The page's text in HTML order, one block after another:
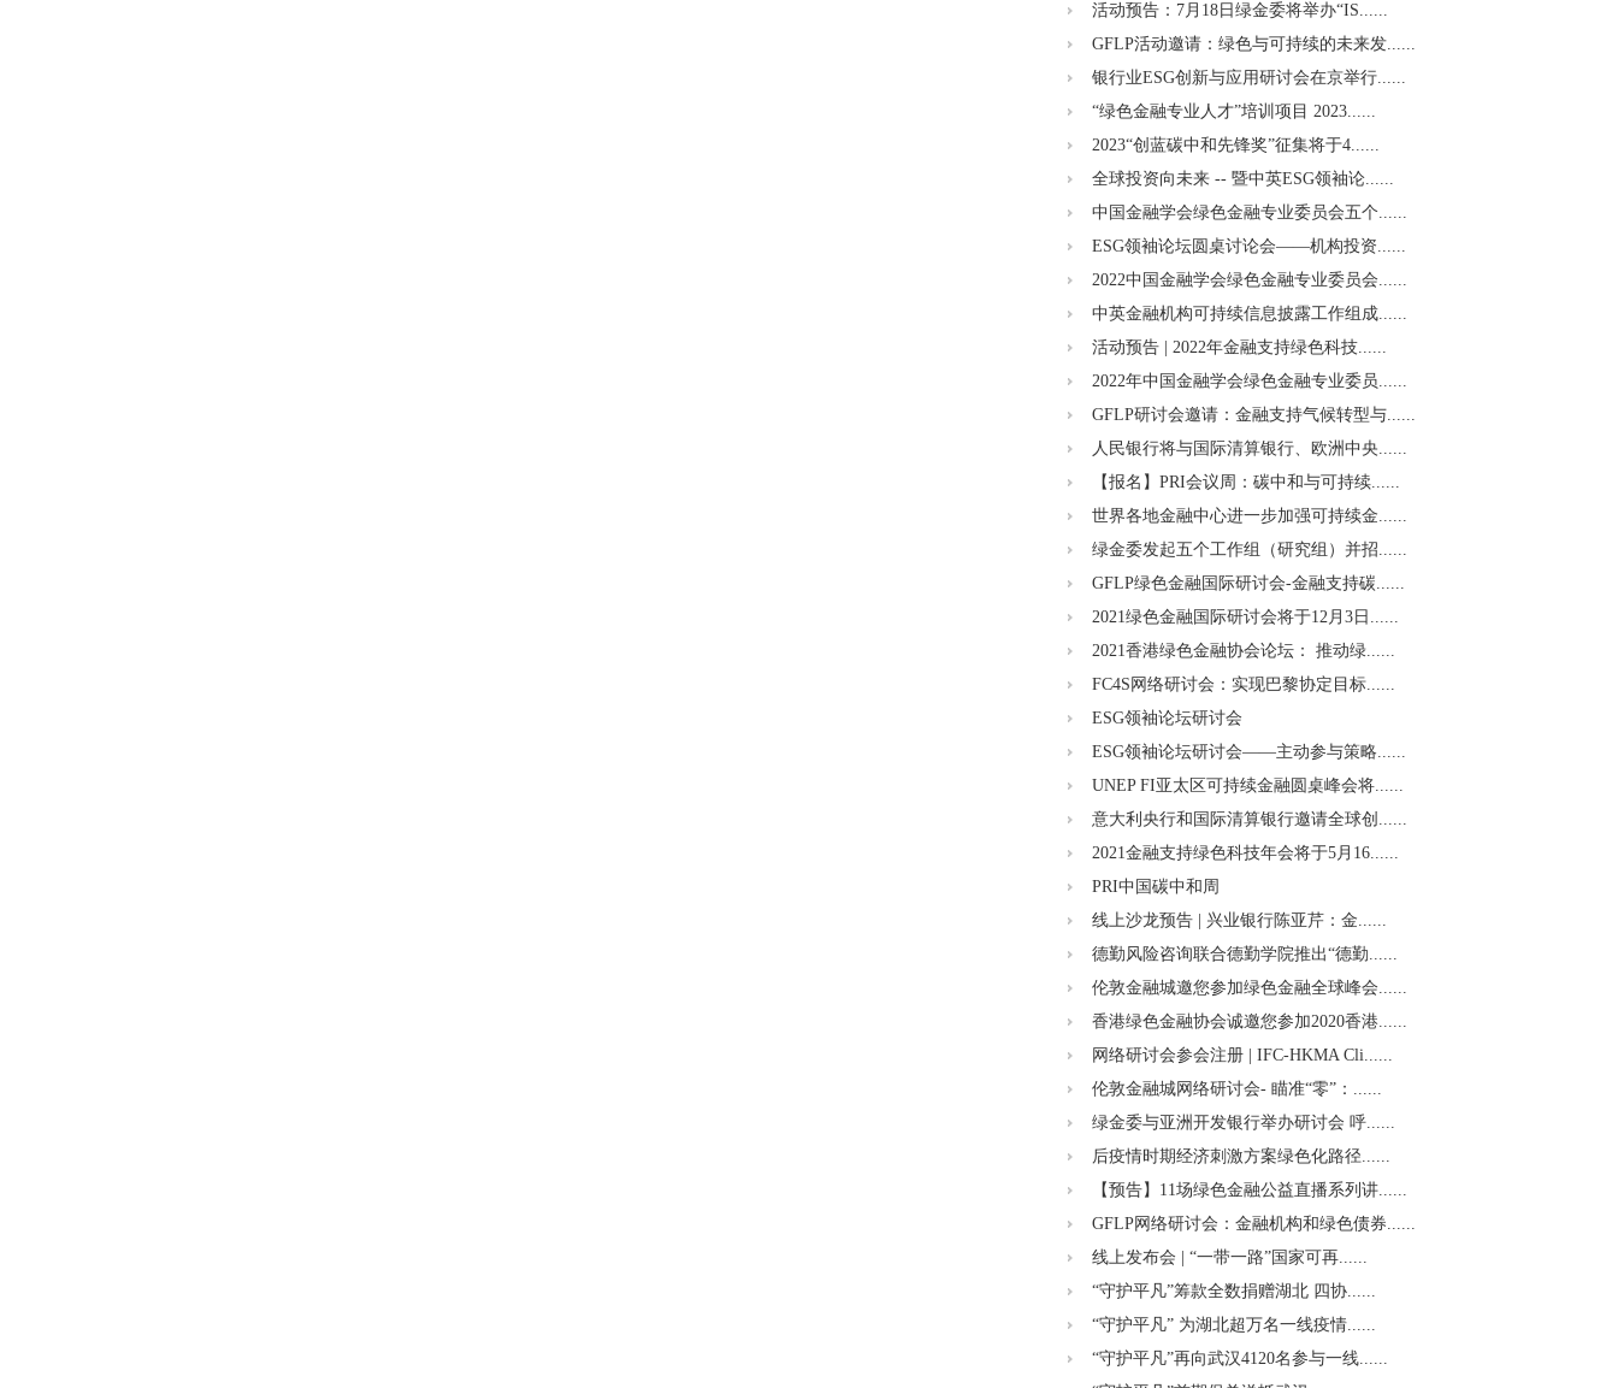
活动预告：7月18日绿金委将举办“IS......
GFLP活动邀请：绿色与可持续的未来发......
银行业ESG创新与应用研讨会在京举行......
“绿色金融专业人才”培训项目 2023......
2023“创蓝碳中和先锋奖”征集将于4......
全球投资向未来 -- 暨中英ESG领袖论......
中国金融学会绿色金融专业委员会五个......
ESG领袖论坛圆桌讨论会——机构投资......
2022中国金融学会绿色金融专业委员会......
中英金融机构可持续信息披露工作组成......
活动预告 | 2022年金融支持绿色科技......
2022年中国金融学会绿色金融专业委员......
GFLP研讨会邀请：金融支持气候转型与......
人民银行将与国际清算银行、欧洲中央......
【报名】PRI会议周：碳中和与可持续......
世界各地金融中心进一步加强可持续金......
绿金委发起五个工作组（研究组）并招......
GFLP绿色金融国际研讨会-金融支持碳......
2021绿色金融国际研讨会将于12月3日......
2021香港绿色金融协会论坛： 推动绿......
​FC4S网络研讨会：实现巴黎协定目标......
ESG领袖论坛研讨会
ESG领袖论坛研讨会——主动参与策略......
UNEP FI亚太区可持续金融圆桌峰会将......
意大利央行和国际清算银行邀请全球创......
2021金融支持绿色科技年会将于5月16......
PRI中国碳中和周
线上沙龙预告 | 兴业银行陈亚芹：金......
德勤风险咨询联合德勤学院推出“德勤......
伦敦金融城邀您参加绿色金融全球峰会......
香港绿色金融协会诚邀您参加2020香港......
网络研讨会参会注册 | IFC-HKMA Cli......
伦敦金融城网络研讨会- 瞄准“零”：......
绿金委与亚洲开发银行举办研讨会 呼......
后疫情时期经济刺激方案绿色化路径......
【预告】11场绿色金融公益直播系列讲......
GFLP网络研讨会：金融机构和绿色债券......
线上发布会 | “一带一路”国家可再......
“守护平凡”筹款全数捐赠湖北 四协......
“守护平凡” 为湖北超万名一线疫情......
“守护平凡”再向武汉4120名参与一线......